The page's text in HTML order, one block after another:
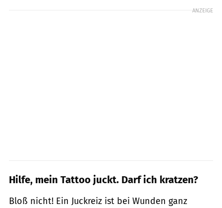
ANZEIGE
Hilfe, mein Tattoo juckt. Darf ich kratzen?
Bloß nicht! Ein Juckreiz ist bei Wunden ganz